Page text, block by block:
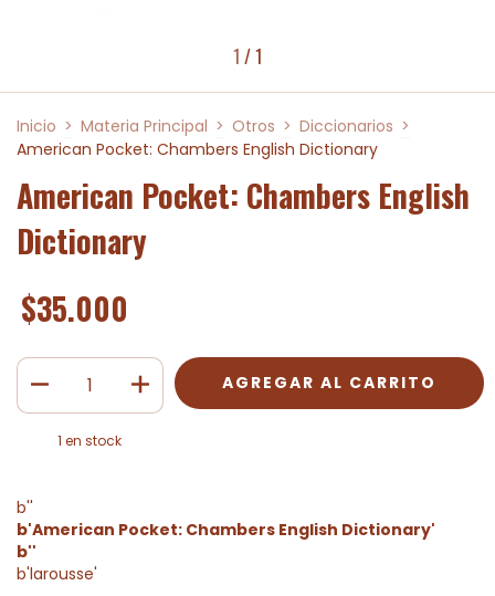
1 /1
Inicio > Materia Principal > Otros > Diccionarios >
American Pocket: Chambers English Dictionary
American Pocket: Chambers English
Dictionary
$35.000
1 en stock
b''
b'American Pocket: Chambers English Dictionary'
b''
b'larousse'